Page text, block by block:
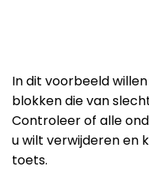
In dit voorbeeld
blokken die van
Controleer of alle
u wilt verwijderen en
toets.